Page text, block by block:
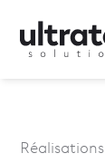
Réalisations